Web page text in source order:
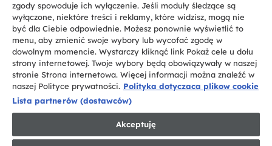
CANDY HOOVER GROUP S.r.I. - jednoosobowa sp. z.o.o. - SIEDZIBA
STATUTOWA: Via Comolli, 57 - 20861 Brugherio (MB) - Włochy -
SIEDZIBY ADMINISTRACYJNE: Via Privata Eden Fumagalli bez
nadanego numeru - 20861 Brugherio (MB) i Via Trento nr 20/A-22 - 20871
Vimercate (MB) - Włochy - Tel.: +39.039.2086.1 - Faks: +39.039.2086.237 -
Kapitał zakładowy 35.000.000,00 € wpłacony w całości - Kod identyfikacji
podatkowej i nr wpisu do Rejestru przedsiębiorstw dla rejonu Mediolan-
Monza-Brianza-Lodi 04666310158 - NIP 00786860965 - Numer wpisu do
Repertorium Ekonomiczno - Administracyjnego REA: MB-1033934 -
Candy S.p.A.
PL / Polski
zgody spowoduje ich wyłączenie. Jeśli moduły śledzące są
wyłączone, niektóre treści i reklamy, które widzisz, mogą nie
być dla Ciebie odpowiednie. Możesz ponownie wyświetlić to
menu, aby zmienić swoje wybory lub wycofać zgodę w
dowolnym momencie. Wystarczy kliknąć link Pokaż cele u dołu
strony internetowej. Twoje wybory będą obowiązywały w naszej
stronie Strona internetowa. Więcej informacji można znaleźć w
naszej Polityce prywatności. Polityka dotyczaca plikow cookie
Lista partnerów (dostawców)
Akceptuję